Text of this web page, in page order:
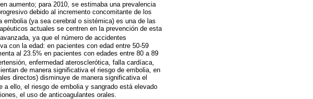
aumento; para 2010, se estimaba una prevalencia
debido al incremento concomitante de los
embolia (ya sea cerebral o sistémica) es una de las
actuales se centren en la prevención de esta
ya que el número de accidentes
con la edad: en pacientes con edad entre 50-59
al 23.5% en pacientes con edades entre 80 a 89
enfermedad aterosclerótica, falla cardíaca,
de manera significativa el riesgo de embolia, en
directos) disminuye de manera significativa el
ello, el riesgo de embolia y sangrado está elevado
el uso de anticoagulantes orales.